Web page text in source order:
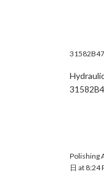
Polishing
日 at 8:24